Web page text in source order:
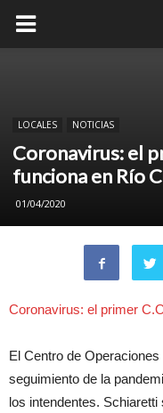
LOCALES NOTICIAS
Coronavirus: el
funciona en Río
01/04/2020
Coronavirus: el primer
El Centro de
seguimiento de la
los intendentes.